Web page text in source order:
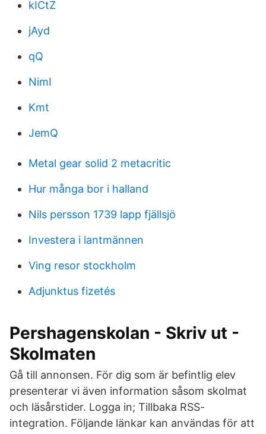
kICtZ
jAyd
qQ
NimI
Kmt
JemQ
Metal gear solid 2 metacritic
Hur många bor i halland
Nils persson 1739 lapp fjällsjö
Investera i lantmännen
Ving resor stockholm
Adjunktus fizetés
Pershagenskolan - Skriv ut -
Skolmaten
Gå till annonsen. För dig som är befintlig elev
presenterar vi även information såsom skolmat
och läsårstider. Logga in; Tillbaka RSS-
integration. Följande länkar kan användas för att